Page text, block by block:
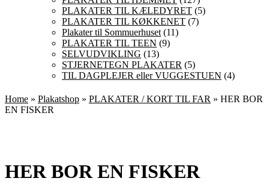
PLAKATER TIL KÆLEDYRET (5)
PLAKATER TIL KØKKENET (7)
Plakater til Sommuerhuset (11)
PLAKATER TIL TEEN (9)
SELVUDVIKLING (13)
STJERNETEGN PLAKATER (5)
TIL DAGPLEJER eller VUGGESTUEN (4)
Home » Plakatshop » PLAKATER / KORT TIL FAR » HER BOR
EN FISKER
HER BOR EN FISKER